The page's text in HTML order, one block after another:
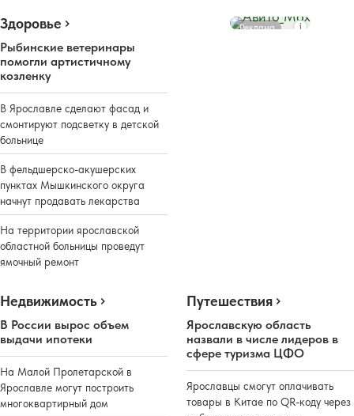
Здоровье
Рыбинские ветеринары
помогли артистичному
козленку
В Ярославле сделают фасад и
смонтируют подсветку в детской
больнице
В фельдшерско-акушерских
пунктах Мышкинского округа
начнут продавать лекарства
На территории ярославской
областной больницы проведут
ямочный ремонт
Реклама
Недвижимость
В России вырос объем
выдачи ипотеки
На Малой Пролетарской в
Ярославле могут построить
многоквартирный дом
Путешествия
Ярославскую область
назвали в числе лидеров в
сфере туризма ЦФО
Ярославцы смогут оплачивать
товары в Китае по QR-коду через